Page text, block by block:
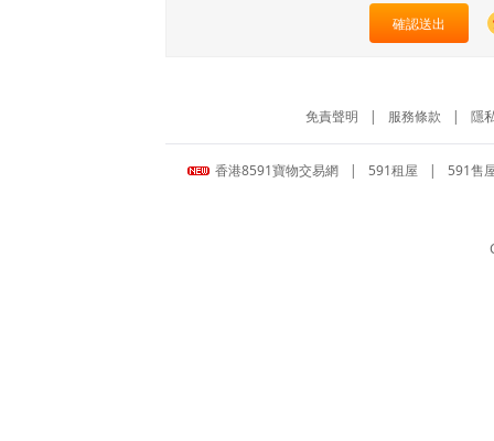
確認送出
免責聲明 | 服務條款 | 隱
香港8591寶物交易網 | 591租屋 | 591售